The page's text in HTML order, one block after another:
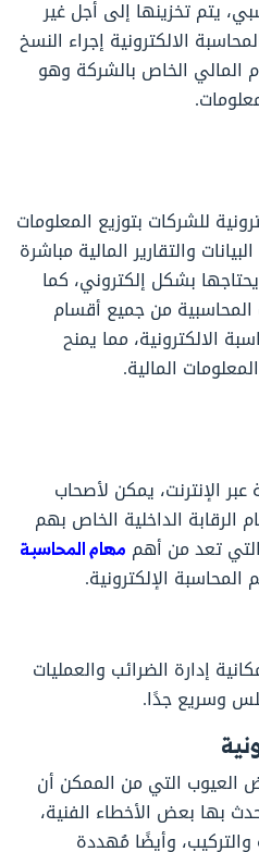
يتم تخزينها إلى أجل غير
الالكترونية إجراء النسخ
المالي الخاص بالشركة وهو
للشركات بتوزيع المعلومات
والتقارير المالية مباشرة
بشكل إلكتروني، كما
من جميع أقسام
الالكترونية، مما يمنح
المالية.
الإنترنت، يمكن لأصحاب
الرقابة الداخلية الخاص بهم
تعد من أهم مهام المحاسبة
الإلكترونية.
إدارة الضرائب والعمليات
وسريع جدًا.
العيوب التي من الممكن أن
بها بعض الأخطاء الفنية،
وأيضًا مُهددة